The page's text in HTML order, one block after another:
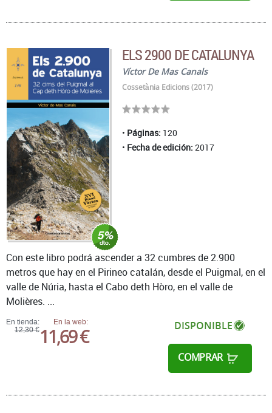
ELS 2900 DE CATALUNYA
Víctor De Mas Canals
Cossetània Edicions (2017)
Páginas: 120
Fecha de edición: 2017
En tienda:
12,30 €
En la web:
11,69 € DISPONIBLE
COMPRAR
Con este libro podrá ascender a 32 cumbres de 2.900
metros que hay en el Pirineo catalán, desde el Puigmal, en el
valle de Núria, hasta el Cabo deth Hòro, en el valle de
Molières. ...